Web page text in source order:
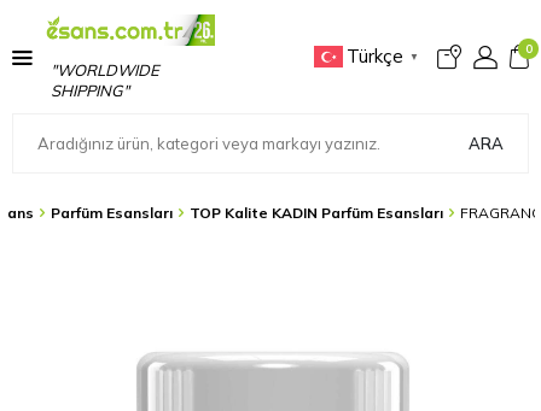
"WORLDWIDE
SHIPPING"
Türkçe ▼
0
ARA
Parfüm Esansları TOP Kalite KADIN Parfüm Esansları